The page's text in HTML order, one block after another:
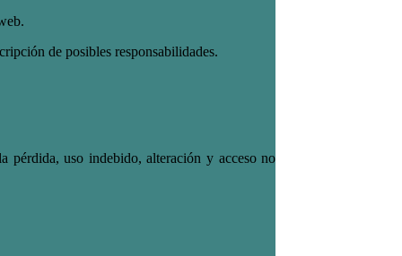
de posibles responsabilidades.
pérdida, uso indebido, alteración y acceso no